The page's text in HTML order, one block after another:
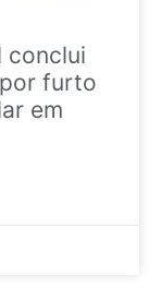
conclui
furto
em